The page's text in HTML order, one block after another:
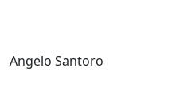
Angelo Santoro